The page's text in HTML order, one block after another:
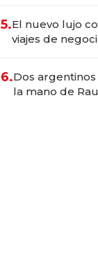
5.El nuevo lujo
viajes de
6.Dos
la mano de